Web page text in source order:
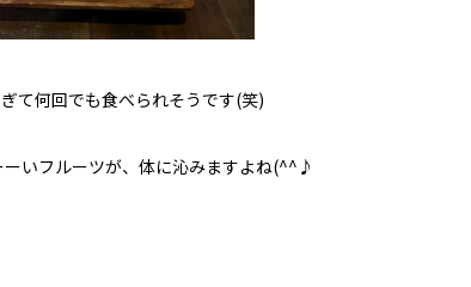
て何回でも食べられそうです(笑)
いフルーツが、体に沁みますよね(^^♪